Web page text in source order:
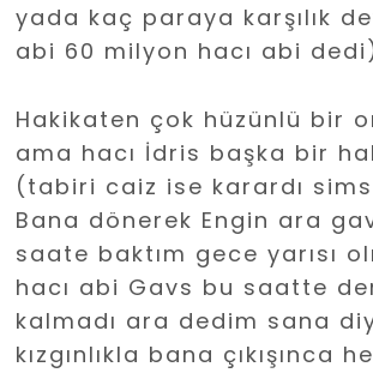
yada kaç paraya karşılık
abi 60 milyon hacı abi
Hakikaten çok hüzünlü bir
ama hacı İdris başka bir
(tabiri caiz ise karardı
Bana dönerek Engin ara
saate baktım gece yarısı
hacı abi Gavs bu saatte
kalmadı ara dedim sana
kızgınlıkla bana çıkışınca